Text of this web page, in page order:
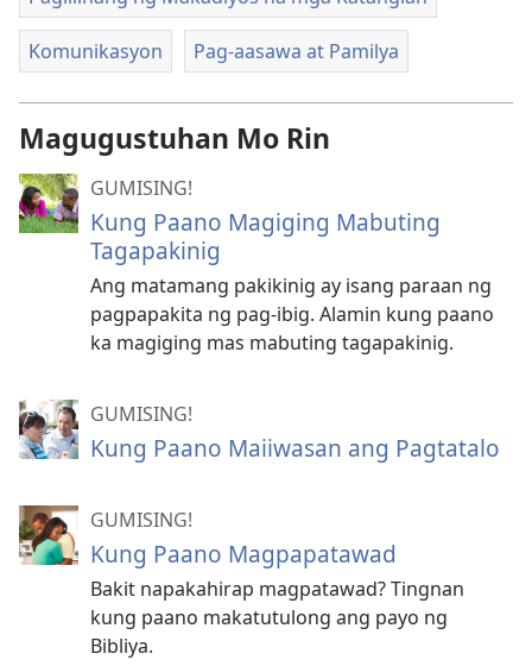
Komunikasyon Pag-aasawa at Pamilya
Magugustuhan Mo Rin
GUMISING!
Kung Paano Magiging Mabuting
Tagapakinig
Ang matamang pakikinig ay isang paraan ng
pagpapakita ng pag-ibig. Alamin kung paano
ka magiging mas mabuting tagapakinig.
GUMISING!
Kung Paano Maiiwasan ang Pagtatalo
GUMISING!
Kung Paano Magpapatawad
Bakit napakahirap magpatawad? Tingnan
kung paano makatutulong ang payo ng
Bibliya.